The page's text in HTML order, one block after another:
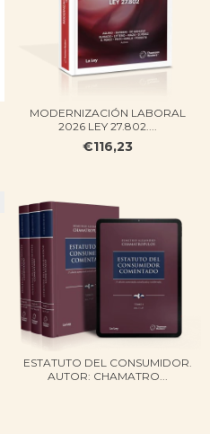
MODERNIZACIÓN LABORAL
2026​ LEY 27.802​....
€116,23
ESTATUTO DEL CONSUMIDOR.
AUTOR: CHAMATRO...